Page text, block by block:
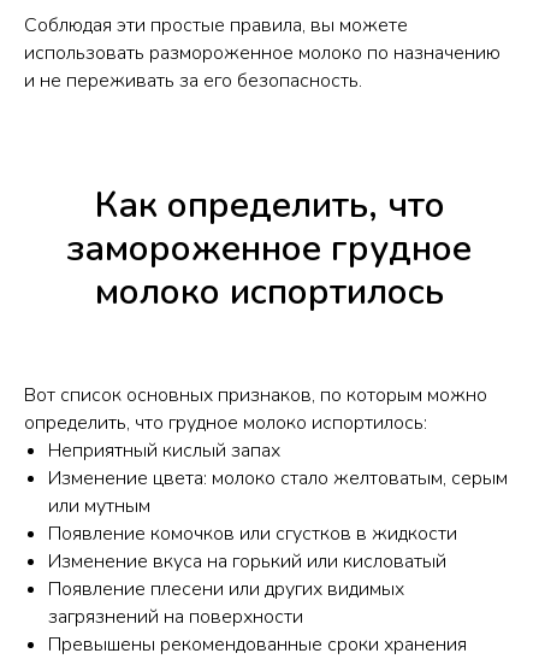
Соблюдая эти простые правила, вы можете
использовать размороженное молоко по назначению
и не переживать за его безопасность.
Как определить, что
замороженное грудное
молоко испортилось
Вот список основных признаков, по которым можно
определить, что грудное молоко испортилось:
Неприятный кислый запах
Изменение цвета: молоко стало желтоватым, серым
или мутным
Появление комочков или сгустков в жидкости
Изменение вкуса на горький или кисловатый
Появление плесени или других видимых
загрязнений на поверхности
Превышены рекомендованные сроки хранения